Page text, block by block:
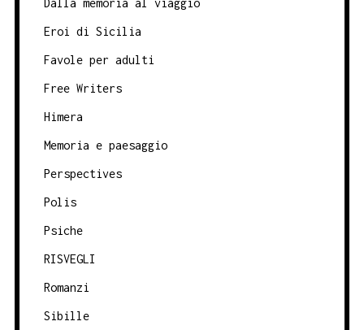
Dalla memoria al viaggio
Eroi di Sicilia
Favole per adulti
Free Writers
Himera
Memoria e paesaggio
Perspectives
Polis
Psiche
RISVEGLI
Romanzi
Sibille